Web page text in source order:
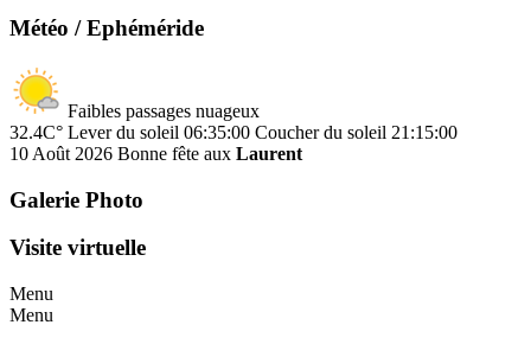
Météo / Ephéméride
Faibles passages nuageux
32.4C° Lever du soleil 06:35:00 Coucher du soleil 21:15:00
10 Août 2026 Bonne fête aux Laurent
Galerie Photo
Visite virtuelle
Menu
Menu